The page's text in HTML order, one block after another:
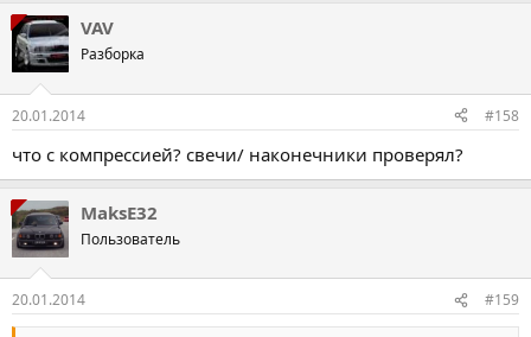
VAV
Разборка
20.01.2014 #158
что с компрессией? свечи/ наконечники проверял?
MaksE32
Пользователь
20.01.2014 #159